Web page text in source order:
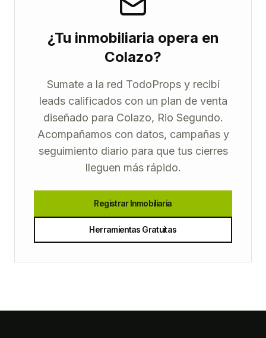
¿Tu inmobiliaria opera en
Colazo?
Sumate a la red TodoProps y recibí
leads calificados con un plan de venta
diseñado para Colazo, Rio Segundo.
Acompañamos con datos, campañas y
seguimiento diario para que tus cierres
lleguen más rápido.
Registrar Inmobiliaria
Herramientas Gratuitas